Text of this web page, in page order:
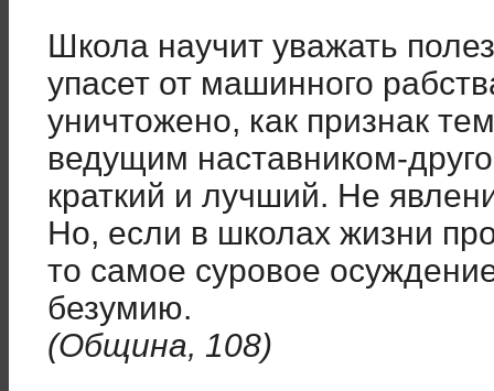
Школа научит уважать
упасет от машинного
уничтожено, как признак
ведущим наставником-
краткий и лучший. Не
Но, если в школах жизни
то самое суровое
безумию.
(Община, 108)